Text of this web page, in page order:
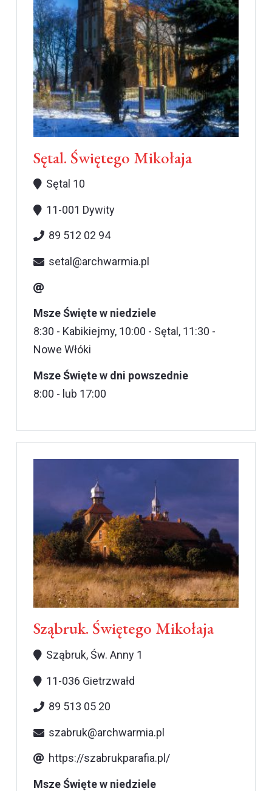
Sętal. Świętego Mikołaja
Sętal 10
11-001 Dywity
89 512 02 94
setal@archwarmia.pl
Msze Święte w niedziele
8:30 - Kabikiejmy, 10:00 - Sętal, 11:30 -
Nowe Włóki
Msze Święte w dni powszednie
8:00 - lub 17:00
Sząbruk. Świętego Mikołaja
Sząbruk, Św. Anny 1
11-036 Gietrzwałd
89 513 05 20
szabruk@archwarmia.pl
https://szabrukparafia.pl/
Msze Święte w niedziele